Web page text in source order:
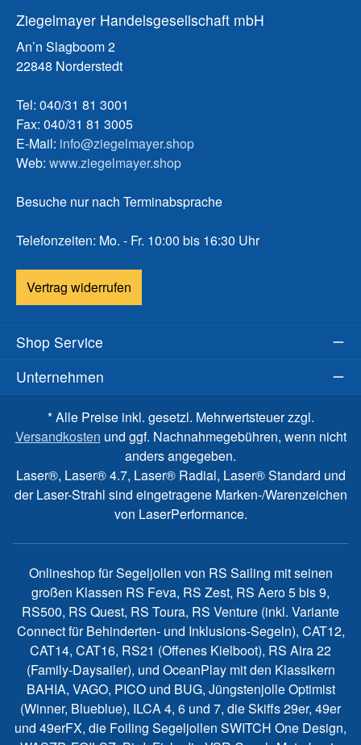
Ziegelmayer Handelsgesellschaft mbH
An’n Slagboom 2
22848 Norderstedt
Tel: 040/31 81 3001
Fax: 040/31 81 3005
E-Mail: info@ziegelmayer.shop
Web: www.ziegelmayer.shop
Besuche nur nach Terminabsprache
Telefonzeiten: Mo. - Fr. 10:00 bis 16:30 Uhr
Vertrag widerrufen
Shop Service
Unternehmen
* Alle Preise inkl. gesetzl. Mehrwertsteuer zzgl.
Versandkosten und ggf. Nachnahmegebühren, wenn nicht
anders angegeben.
Laser®, Laser® 4.7, Laser® Radial, Laser® Standard und
der Laser-Strahl sind eingetragene Marken-/Warenzeichen
von LaserPerformance.
Onlineshop für Segeljollen von RS Sailing mit seinen
großen Klassen RS Feva, RS Zest, RS Aero 5 bis 9,
RS500, RS Quest, RS Toura, RS Venture (inkl. Variante
Connect für Behinderten- und Inklusions-Segeln), CAT12,
CAT14, CAT16, RS21 (Offenes Kielboot), RS Aira 22
(Family-Daysailer), und OceanPlay mit den Klassikern
BAHIA, VAGO, PICO und BUG, Jüngstenjolle Optimist
(Winner, Blueblue), ILCA 4, 6 und 7, die Skiffs 29er, 49er
und 49erFX, die Foiling Segeljollen SWITCH One Design,